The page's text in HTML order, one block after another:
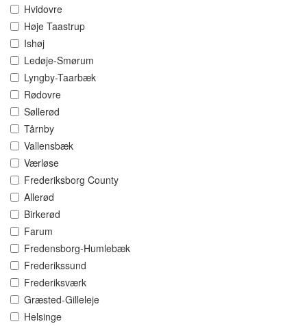
Hvidovre
Høje Taastrup
Ishøj
Ledøje-Smørum
Lyngby-Taarbæk
Rødovre
Søllerød
Tårnby
Vallensbæk
Værløse
Frederiksborg County
Allerød
Birkerød
Farum
Fredensborg-Humlebæk
Frederikssund
Frederiksværk
Græsted-Gilleleje
Helsinge